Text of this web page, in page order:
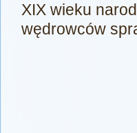
XIX wieku
wędrowców